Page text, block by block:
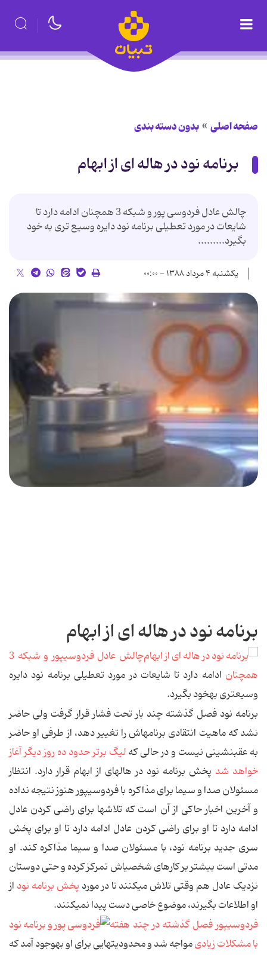
صفحه اصلی بدون دسته بندی
برنامه نود در هاله ای از ابهام
چالش عادل فردوسی پور و شبکه 3 همچنان ادامه دارد تا
شایعات در مورد تعطیلی برنامه نود دایره وسیع تری به خود
بگیرد.........
یکشنبه ۴ مرداد ۱۳۸۸ - ۰۰:۰۰
برنامه نود در هاله ای از ابهام
چالش عادل فردوسی‏پور و شبکه 3
همچنان ادامه دارد تا شایعات در مورد تعطیلی برنامه نود دایره
وسیع‏تری به‏خود بگیرد.
برنامه نود فصل گذشته چند بار تحت فشار قرار گرفت ولی حاضر
نشد که ماهیت انتقادی برنامه‏اش را تغییر دهد، از طرفی او حاضر
به عقب‏نشینی نیست و در حالی کهلیگ برتر حدود ده روز دیگر آغاز
خواهد شد پخش برنامه نود در هاله‏ای از ابهام قرار دارد. انتظار
مسئولان صدا و سیما برای مذاکره با فردوسی‏پور هنوز نتیجه نداده
و آخرین اخبار حاکی از آن است که تلاش‏ها برای راضی کردن عادل
ادامه دارد تا او برای راضی کردن عادل ادامه دارد تا او برای پخش
سری جدید برنامه نود، با مسئولان صدا و سیما مذاکره کند. او
مدتی است بیشتر بر کارهای شخصی‏اش تمرکز کرده و حتی دوستان
نزدیک عادل هم وقتی تلاش می‏کنند تا در مورد پخش برنامه نود از
او اطلاعات بگیرند، موضوع خاصی دست پیدا نمی‏کنند.
فردوسی‏پور فصل گذشته در چند هفته
با مشکلات زیادیمواجه شد و محدودیت‏هایی برای او به‏وجود آمد که